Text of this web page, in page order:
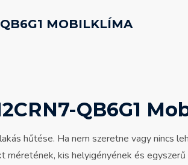
MOBILKLÍMA
QB6G1
hűtése. Ha nem szeretne vagy
kis helyigényének és